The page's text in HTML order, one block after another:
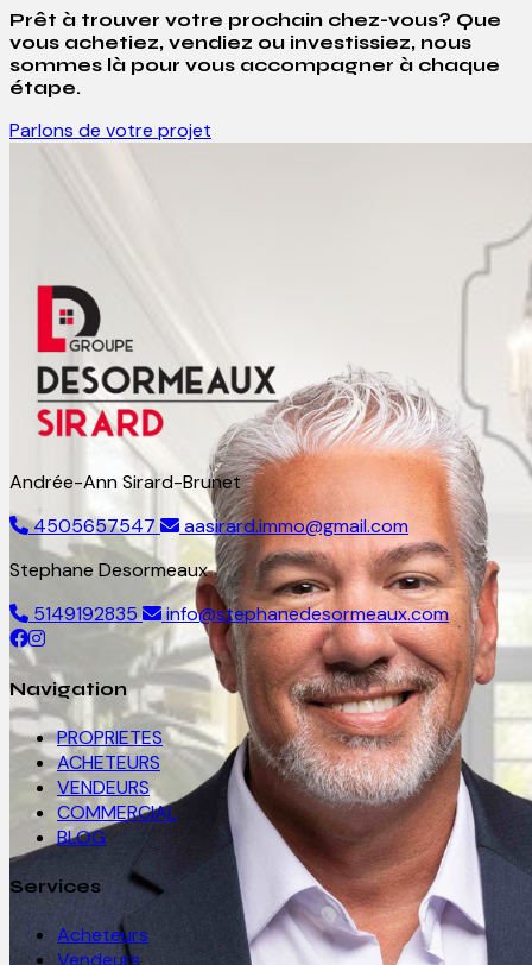
Prêt à trouver votre prochain chez-vous? Que
vous achetiez, vendiez ou investissiez, nous
sommes là pour vous accompagner à chaque
étape.
Parlons de votre projet
Andrée-Ann Sirard-Brunet
4505657547
aasirard.immo@gmail.com
Stephane Desormeaux
5149192835
info@stephanedesormeaux.com
Navigation
PROPRIETES
ACHETEURS
VENDEURS
COMMERCIAL
BLOG
Services
Acheteurs